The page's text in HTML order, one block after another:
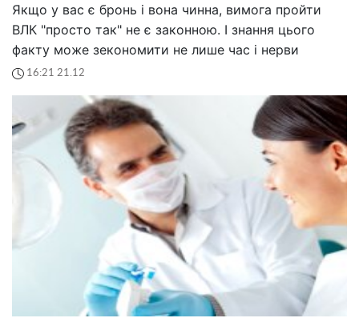
Якщо у вас є бронь і вона чинна, вимога пройти
ВЛК "просто так" не є законною. І знання цього
факту може зекономити не лише час і нерви
16:21 21.12